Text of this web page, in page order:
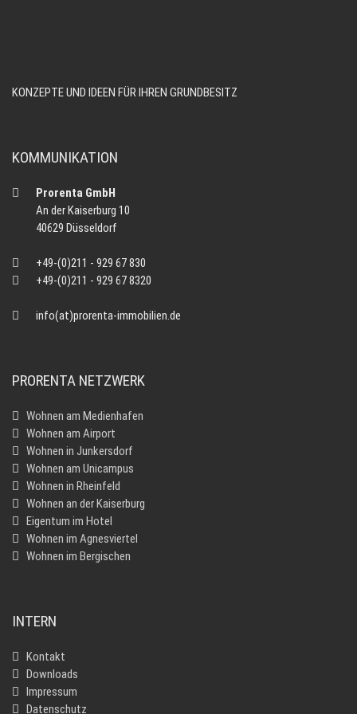
KONZEPTE UND IDEEN FÜR IHREN GRUNDBESITZ
KOMMUNIKATION
Prorenta GmbH
An der Kaiserburg 10
40629 Düsseldorf
+49-(0)211 - 929 67 830
+49-(0)211 - 929 67 8320
info(at)prorenta-immobilien.de
PRORENTA NETZWERK
Wohnen am Medienhafen
Wohnen am Airport
Wohnen in Junkersdorf
Wohnen am Unicampus
Wohnen in Rheinfeld
Wohnen an der Kaiserburg
Eigentum im Hotel
Wohnen im Agnesviertel
Wohnen im Bergischen
INTERN
Kontakt
Downloads
Impressum
Datenschutz